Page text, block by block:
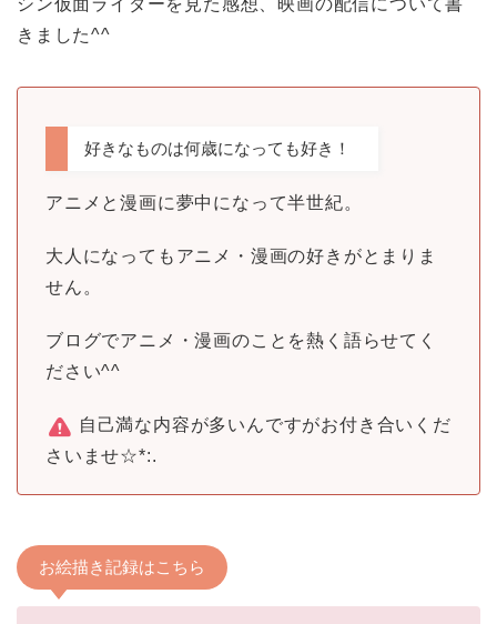
シン仮面ライダーを見た感想、映画の配信について書
きました^^
好きなものは何歳になっても好き！
アニメと漫画に夢中になって半世紀。
大人になってもアニメ・漫画の好きがとまりま
せん。
ブログでアニメ・漫画のことを熱く語らせてく
ださい^^
自己満な内容が多いんですがお付き合いくだ
さいませ☆*:.
お絵描き記録はこちら